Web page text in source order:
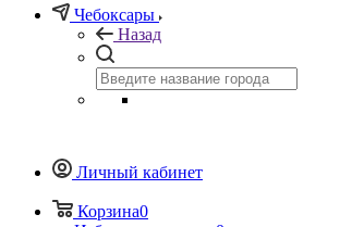
Чебоксары
Назад
Личный кабинет
Корзина0